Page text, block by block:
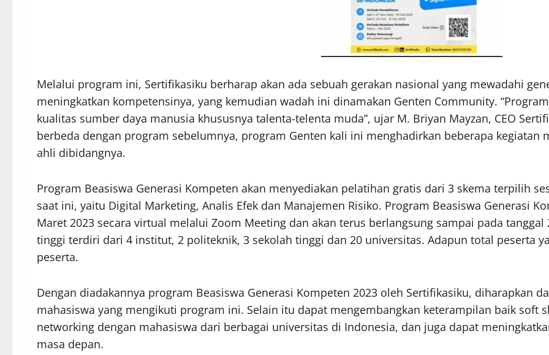
Melalui program ini, Sertifikasiku berharap akan ada sebuah gerakan nasional yang mewadahi
meningkatkan kompetensinya, yang kemudian wadah ini dinamakan Genten Community.
kualitas sumber daya manusia khususnya talenta-telenta muda”, ujar M. Briyan Mayzan, CEO
berbeda dengan program sebelumnya, program Genten kali ini menghadirkan beberapa kegiatan
ahli dibidangnya.
Program Beasiswa Generasi Kompeten akan menyediakan pelatihan gratis dari 3 skema terpilih
saat ini, yaitu Digital Marketing, Analis Efek dan Manajemen Risiko. Program Beasiswa Generasi
Maret 2023 secara virtual melalui Zoom Meeting dan akan terus berlangsung sampai pada
tinggi terdiri dari 4 institut, 2 politeknik, 3 sekolah tinggi dan 20 universitas. Adapun total peserta
peserta.
Dengan diadakannya program Beasiswa Generasi Kompeten 2023 oleh Sertifikasiku, diharapkan
mahasiswa yang mengikuti program ini. Selain itu dapat mengembangkan keterampilan baik soft
networking dengan mahasiswa dari berbagai universitas di Indonesia, dan juga dapat
masa depan.